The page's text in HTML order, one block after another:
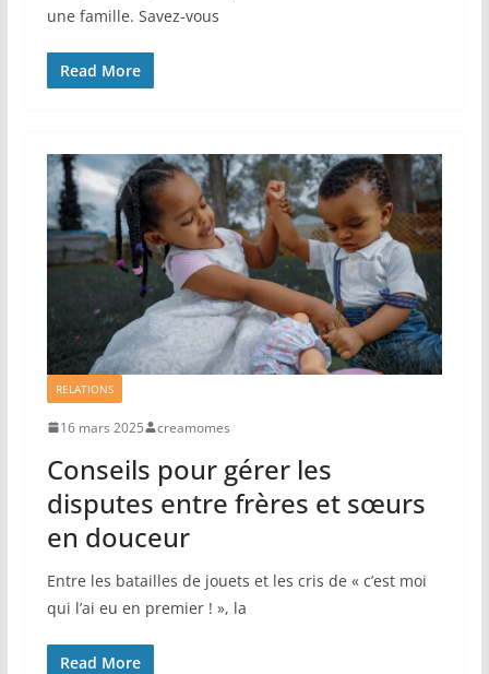
une famille. Savez-vous
Read More
RELATIONS
16 mars 2025 creamomes
Conseils pour gérer les
disputes entre frères et sœurs
en douceur
Entre les batailles de jouets et les cris de « c’est moi
qui l’ai eu en premier ! », la
Read More